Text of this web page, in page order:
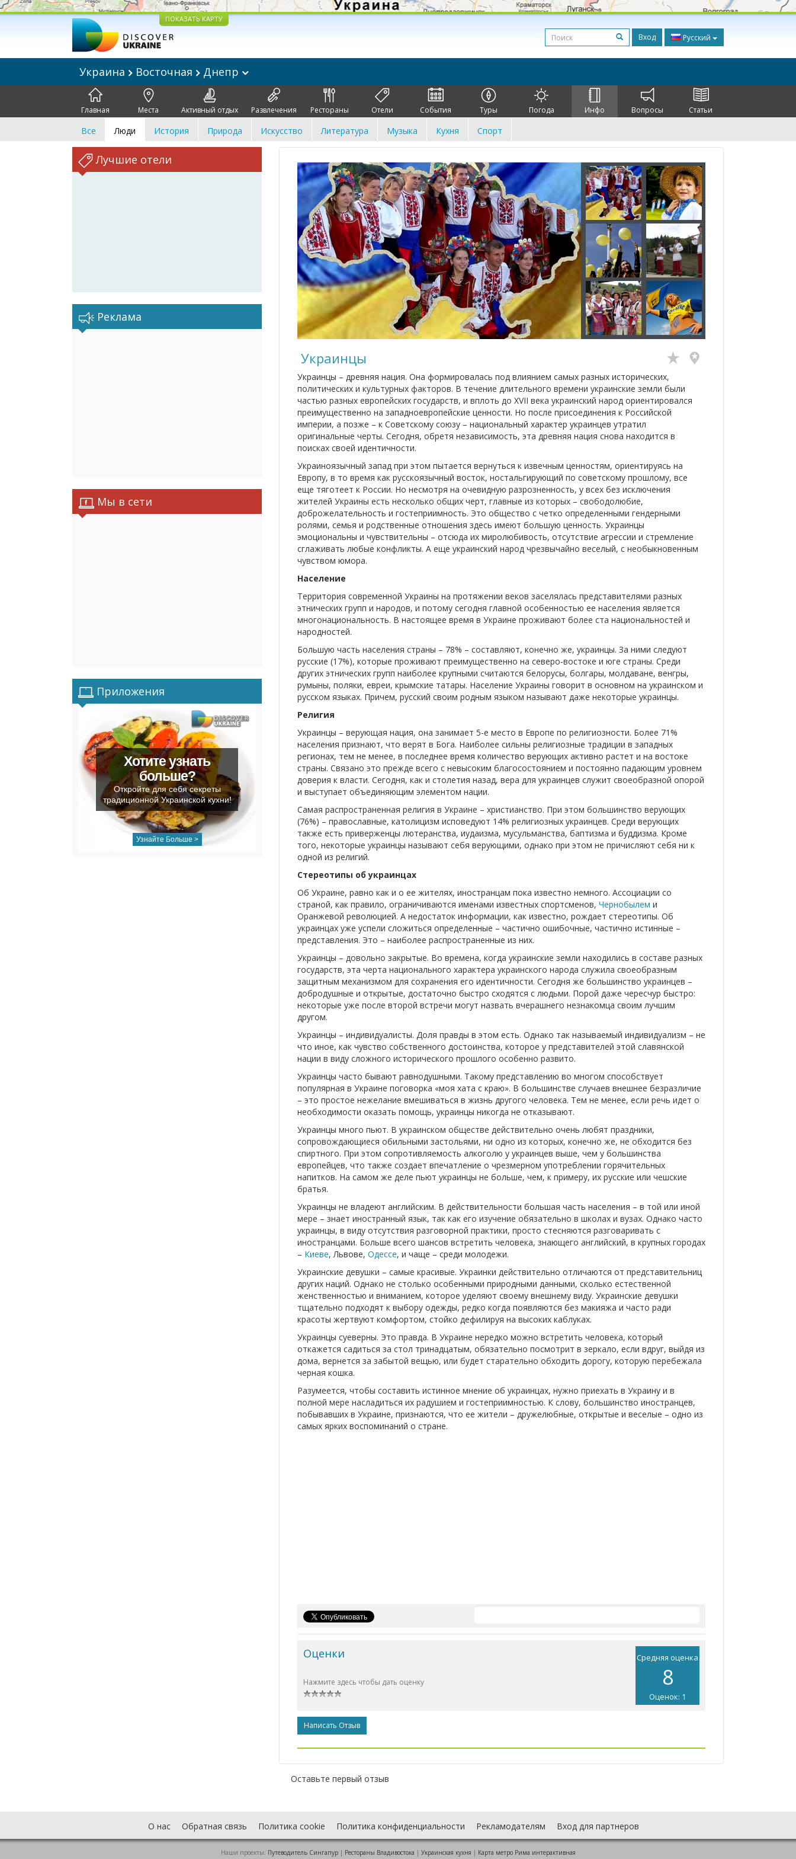
ПОКАЗАТЬ КАРТУ
Вход Русский
Украина Восточная Днепр
Главная Места Активный отдых Развлечения Рестораны Отели События Туры Погода Инфо Вопросы Статьи
Все Люди История Природа Искусство Литература Музыка Кухня Спорт
Лучшие отели
Реклама
Мы в сети
Приложения
Хотите узнать
больше?
Откройте для себя секреты
традиционной Украинской кухни!
Узнайте Больше >
Украинцы
Украинцы – древняя нация. Она формировалась под влиянием самых разных исторических,
политических и культурных факторов. В течение длительного времени украинские земли были
частью разных европейских государств, и вплоть до XVII века украинский народ ориентировался
преимущественно на западноевропейские ценности. Но после присоединения к Российской
империи, а позже – к Советскому союзу – национальный характер украинцев утратил
оригинальные черты. Сегодня, обретя независимость, эта древняя нация снова находится в
поисках своей идентичности.
Украиноязычный запад при этом пытается вернуться к извечным ценностям, ориентируясь на
Европу, в то время как русскоязычный восток, ностальгирующий по советскому прошлому, все
еще тяготеет к России. Но несмотря на очевидную разрозненность, у всех без исключения
жителей Украины есть несколько общих черт, главные из которых – свободолюбие,
доброжелательность и гостеприимность. Это общество с четко определенными гендерными
ролями, семья и родственные отношения здесь имеют большую ценность. Украинцы
эмоциональны и чувствительны – отсюда их миролюбивость, отсутствие агрессии и стремление
сглаживать любые конфликты. А еще украинский народ чрезвычайно веселый, с необыкновенным
чувством юмора.
Население
Территория современной Украины на протяжении веков заселялась представителями разных
этнических групп и народов, и потому сегодня главной особенностью ее населения является
многонациональность. В настоящее время в Украине проживают более ста национальностей и
народностей.
Большую часть населения страны – 78% – составляют, конечно же, украинцы. За ними следуют
русские (17%), которые проживают преимущественно на северо-востоке и юге страны. Среди
других этнических групп наиболее крупными считаются белорусы, болгары, молдаване, венгры,
румыны, поляки, евреи, крымские татары. Население Украины говорит в основном на украинском и
русском языках. Причем, русский своим родным языком называют даже некоторые украинцы.
Религия
Украинцы – верующая нация, она занимает 5-е место в Европе по религиозности. Более 71%
населения признают, что верят в Бога. Наиболее сильны религиозные традиции в западных
регионах, тем не менее, в последнее время количество верующих активно растет и на востоке
страны. Связано это прежде всего с невысоким благосостоянием и постоянно падающим уровнем
доверия к власти. Сегодня, как и столетия назад, вера для украинцев служит своеобразной опорой
и выступает объединяющим элементом нации.
Самая распространенная религия в Украине – христианство. При этом большинство верующих
(76%) – православные, католицизм исповедуют 14% религиозных украинцев. Среди верующих
также есть приверженцы лютеранства, иудаизма, мусульманства, баптизма и буддизма. Кроме
того, некоторые украинцы называют себя верующими, однако при этом не причисляют себя ни к
одной из религий.
Стереотипы об украинцах
Об Украине, равно как и о ее жителях, иностранцам пока известно немного. Ассоциации со
страной, как правило, ограничиваются именами известных спортсменов, Чернобылем и
Оранжевой революцией. А недостаток информации, как известно, рождает стереотипы. Об
украинцах уже успели сложиться определенные – частично ошибочные, частично истинные –
представления. Это – наиболее распространенные из них.
Украинцы – довольно закрытые. Во времена, когда украинские земли находились в составе разных
государств, эта черта национального характера украинского народа служила своеобразным
защитным механизмом для сохранения его идентичности. Сегодня же большинство украинцев –
добродушные и открытые, достаточно быстро сходятся с людьми. Порой даже чересчур быстро:
некоторые уже после второй встречи могут назвать вчерашнего незнакомца своим лучшим
другом.
Украинцы – индивидуалисты. Доля правды в этом есть. Однако так называемый индивидуализм – не
что иное, как чувство собственного достоинства, которое у представителей этой славянской
нации в виду сложного исторического прошлого особенно развито.
Украинцы часто бывают равнодушными. Такому представлению во многом способствует
популярная в Украине поговорка «моя хата с краю». В большинстве случаев внешнее безразличие
– это простое нежелание вмешиваться в жизнь другого человека. Тем не менее, если речь идет о
необходимости оказать помощь, украинцы никогда не отказывают.
Украинцы много пьют. В украинском обществе действительно очень любят праздники,
сопровождающиеся обильными застольями, ни одно из которых, конечно же, не обходится без
спиртного. При этом сопротивляемость алкоголю у украинцев выше, чем у большинства
европейцев, что также создает впечатление о чрезмерном употреблении горячительных
напитков. На самом же деле пьют украинцы не больше, чем, к примеру, их русские или чешские
братья.
Украинцы не владеют английским. В действительности большая часть населения – в той или иной
мере – знает иностранный язык, так как его изучение обязательно в школах и вузах. Однако часто
украинцы, в виду отсутствия разговорной практики, просто стесняются разговаривать с
иностранцами. Больше всего шансов встретить человека, знающего английский, в крупных городах
– Киеве, Львове, Одессе, и чаще – среди молодежи.
Украинские девушки – самые красивые. Украинки действительно отличаются от представительниц
других наций. Однако не столько особенными природными данными, сколько естественной
женственностью и вниманием, которое уделяют своему внешнему виду. Украинские девушки
тщательно подходят к выбору одежды, редко когда появляются без макияжа и часто ради
красоты жертвуют комфортом, стойко дефилируя на высоких каблуках.
Украинцы суеверны. Это правда. В Украине нередко можно встретить человека, который
откажется садиться за стол тринадцатым, обязательно посмотрит в зеркало, если вдруг, выйдя из
дома, вернется за забытой вещью, или будет старательно обходить дорогу, которую перебежала
черная кошка.
Разумеется, чтобы составить истинное мнение об украинцах, нужно приехать в Украину и в
полной мере насладиться их радушием и гостеприимностью. К слову, большинство иностранцев,
побывавших в Украине, признаются, что ее жители – дружелюбные, открытые и веселые – одно из
самых ярких воспоминаний о стране.
Средняя оценка
8
Оценок: 1
Оценки
Нажмите здесь чтобы дать оценку
Написать Отзыв
Оставьте первый отзыв
О нас Обратная связь Политика cookie Политика конфиденциальности Рекламодателям Вход для партнеров
Наши проекты: Путеводитель Сингапур| Рестораны Владивостока | Украинская кухня | Карта метро Рима интерактивная